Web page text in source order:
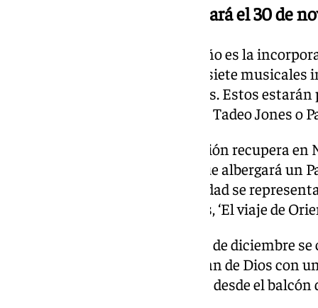
La Navidad en Cádiz arrancará el 30 de
Otra de las novedades de este año es la
Navidad de cine’, que consta de siete
representando en calles y plazas. Estos
infantiles como Vaiana, Frozen, Tadeo Jones o
Del mismo modo, la programación recupera
Galería Artesanal del Pópulo, que albergará un
temáticas. Hasta el día de Navidad se
Navidad’, y hasta el Día de Reyes, ‘El viaje de
También por segundo año, el 30 de diciembre
infantiles en la Plaza de San Juan de Dios con
campanadas de Manolo Morera desde el